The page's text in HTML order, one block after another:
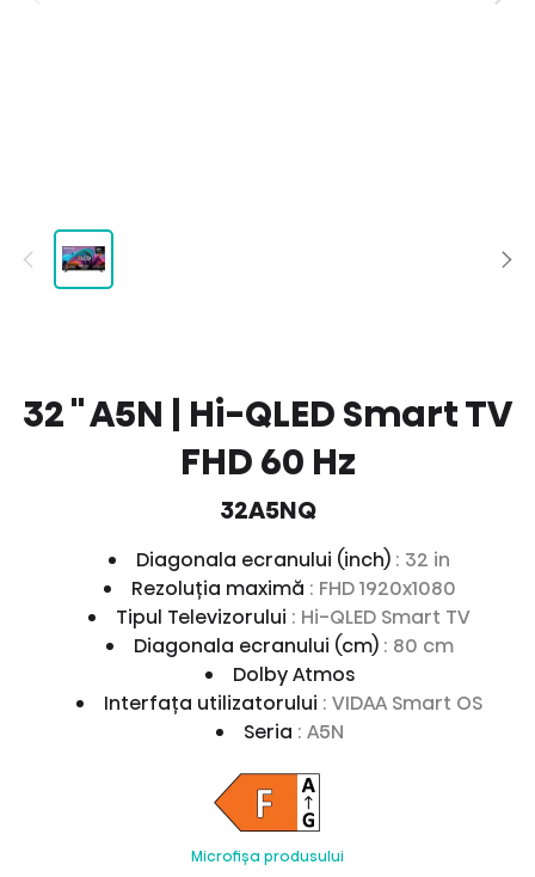
32 '' A5N | Hi-QLED Smart TV
FHD 60 Hz
32A5NQ
Diagonala ecranului (inch) : 32 in
Rezoluția maximă : FHD 1920x1080
Tipul Televizorului : Hi-QLED Smart TV
Diagonala ecranului (cm) : 80 cm
Dolby Atmos
Interfața utilizatorului : VIDAA Smart OS
Seria : A5N
Microfișa produsului